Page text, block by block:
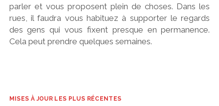
parler et vous proposent plein de choses. Dans les
rues, il faudra vous habituez à supporter le regards
des gens qui vous fixent presque en permanence.
Cela peut prendre quelques semaines.
MISES À JOUR LES PLUS RÉCENTES